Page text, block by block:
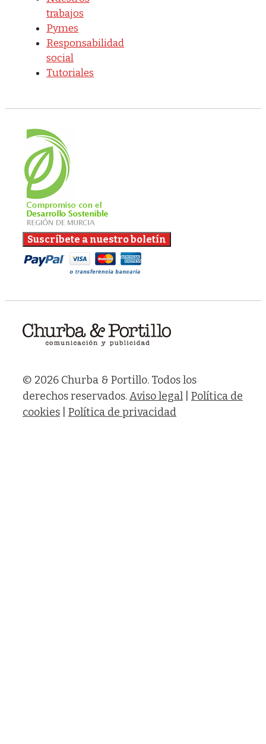
trabajos
Pymes
Responsabilidad
social
Tutoriales
© 2026 Churba & Portillo. Todos los
derechos reservados.Aviso legal
Política de
cookies
Política de privacidad